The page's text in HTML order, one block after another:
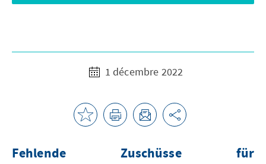
1 décembre 2022
Fehlende Zuschüsse für